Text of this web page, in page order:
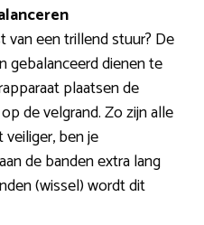
van een trillend stuur? De
gebalanceerd dienen te
plaatsen de
de velgrand. Zo zijn alle
veiliger, ben je
de banden extra lang
(wissel) wordt dit